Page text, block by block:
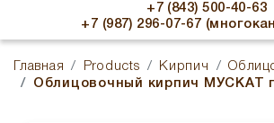
+7 (843) 500-40-63
+7 (987) 296-07-67
Главная Products Кирпич
Облицовочный кирпич МУСКАТ